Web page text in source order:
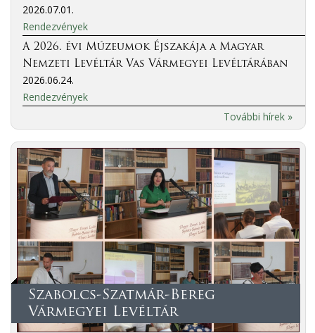
2026.07.01.
Rendezvények
A 2026. évi Múzeumok Éjszakája a Magyar
Nemzeti Levéltár Vas Vármegyei Levéltárában
2026.06.24.
Rendezvények
További hírek »
Szabolcs-Szatmár-Bereg
Vármegyei Levéltár